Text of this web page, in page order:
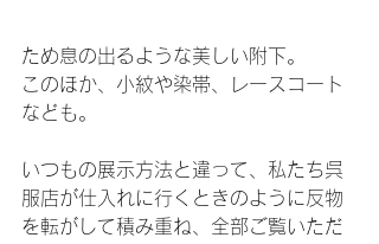
ため息の出るような美しい附下。
このほか、小紋や染帯、レースコート
なども。
いつもの展示方法と違って、私たち呉
服店が仕入れに行くときのように反物
を転がして積み重ね、全部ご覧いただ